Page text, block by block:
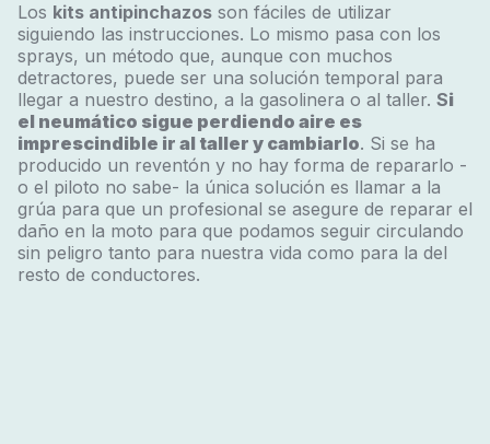
Los kits antipinchazosson fáciles de utilizar
siguiendo las instrucciones. Lo mismo pasa con los
sprays, un método que, aunque con muchos
detractores, puede ser una solución temporal para
llegar a nuestro destino, a la gasolinera o al taller. Si
el neumático sigue perdiendo aire es
imprescindible ir al taller y cambiarlo. Si se ha
producido un reventón y no hay forma de repararlo -
o el piloto no sabe- la única solución es llamar a la
grúa para que un profesional se asegure de reparar el
daño en la moto para que podamos seguir circulando
sin peligro tanto para nuestra vida como para la del
resto de conductores.